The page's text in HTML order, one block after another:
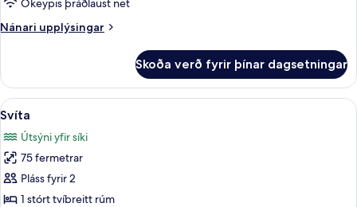
Nánari upplýsingar
Nánari
svíta
Skoða verð fyrir þínar dagsetningar
Skoða
allar
myndir
fyrir
Svíta
8
Svíta
Útsýni yfir síki
75 fermetrar
Pláss fyrir 2
1 stórt tvíbreitt rúm